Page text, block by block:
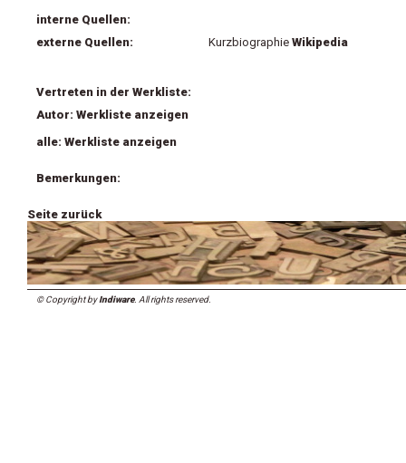
interne Quellen:
externe Quellen:
Kurzbiographie Wikipedia
Vertreten in der Werkliste:
Autor: Werkliste anzeigen
alle: Werkliste anzeigen
Bemerkungen:
Seite zurück
© Copyright byIndiware. All rights reserved.